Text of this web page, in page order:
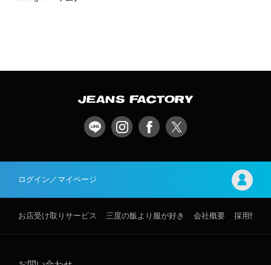
ログイン／マイページ
お店受け取りサービス 三度の飯より服が好き 会社概要 採用情報